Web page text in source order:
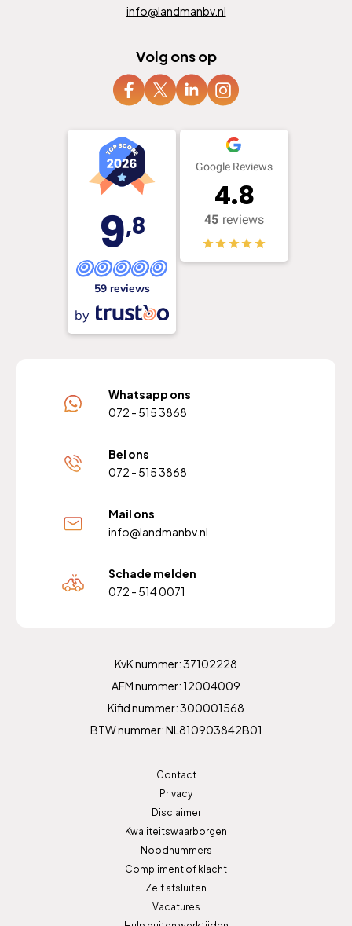
info@landmanbv.nl
Volg ons op
9,8
59 reviews
by
Google Reviews
4.8
45 reviews
Whatsapp ons
072 - 515 3868
Bel ons
072 - 515 3868
Mail ons
info@landmanbv.nl
Schade melden
072 - 514 0071
KvK nummer: 37102228
AFM nummer: 12004009
Kifid nummer: 300001568
BTW nummer: NL810903842B01
Contact
Privacy
Disclaimer
Kwaliteitswaarborgen
Noodnummers
Compliment of klacht
Zelf afsluiten
Vacatures